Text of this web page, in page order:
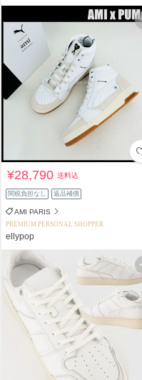
¥28,790送料込
関税負担なし 返品補償
AMI PARIS
PREMIUM PERSONAL SHOPPER
ellypop